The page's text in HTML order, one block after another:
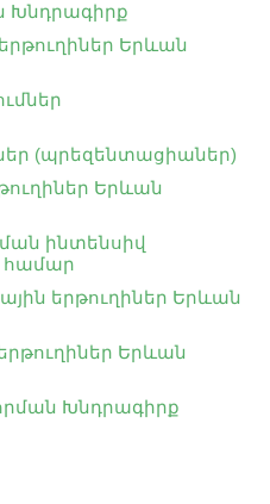
Խնդրագիրք
Երևան
(պրեզենտացիաներ)
Երևան
ինտենսիվ
համար
երթուղիներ Երևան
Երևան
Խնդրագիրք